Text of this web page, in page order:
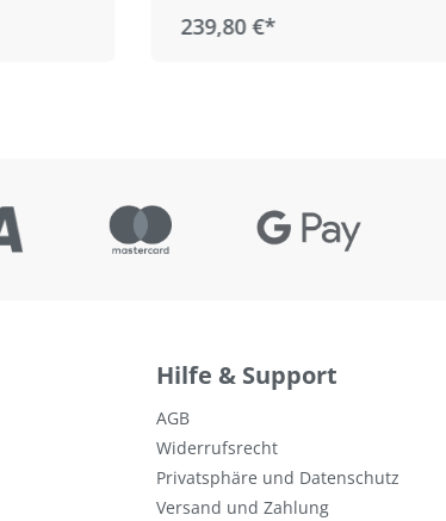
239,80 €*
Hilfe & Support
AGB
Widerrufsrecht
Privatsphäre und Datenschutz
Versand und Zahlung